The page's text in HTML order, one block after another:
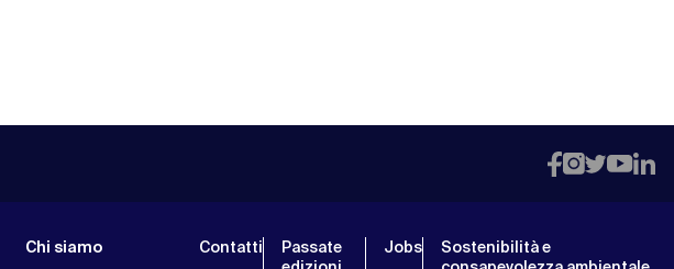
Chi siamo
Contatti
Passate
Jobs
Sostenibilità e